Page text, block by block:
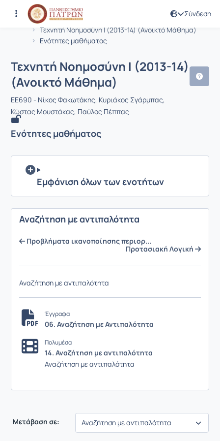
Σύνδεση
Αρχική Σελίδα
Τεχνητή Νοημοσύνη Ι (2013-14) (Ανοικτό Μάθημα)
Ενότητες μαθήματος
Μάθημα : Τεχνητή Νοημοσύνη Ι
Κωδικός : EE690
Τεχνητή Νοημοσύνη Ι (2013-14)
(Ανοικτό Μάθημα)
EE690 - Νίκος Φακωτάκης, Κυριάκος Σγάρμπας,
Κώστας Μουστάκας, Παύλος Πέππας
Ενότητες μαθήματος
Εμφάνιση όλων των ενοτήτων
Αναζήτηση με αντιπαλότητα
Προβλήματα ικανοποίησης περιορ...
Προτασιακή Λογική
Αναζήτηση με αντιπαλότητα
Έγγραφα
06. Αναζήτηση με Αντιπαλότητα
Πολυμέσα
14. Αναζήτηση με αντιπαλότητα
Αναζήτηση με αντιπαλότητα
Μετάβαση σε: